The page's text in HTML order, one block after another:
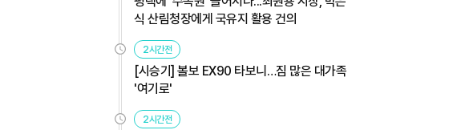
식 산림청장에게 국유지 활용 건의
2시간전
[시승기] 볼보 EX90 타보니…짐 많은 대가족
'여기로'
2시간전